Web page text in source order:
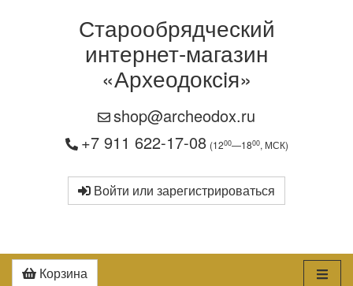
Старообрядческий
интернет-магазин
«Археодоксiя»
shop@archeodox.ru
+7 911 622-17-08 (1200—1800, МСК)
Войти или зарегистрироваться
Корзина